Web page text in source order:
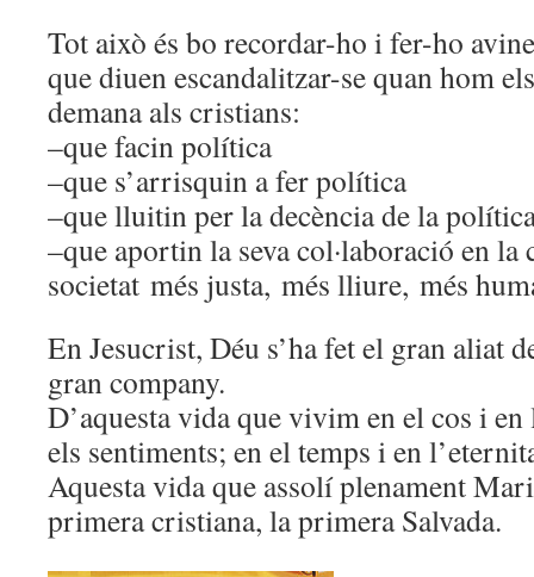
Tot això és bo recordar-ho i fer-ho
que diuen escandalitzar-se quan hom
demana als cristians:
–que facin política
–que s’arrisquin a fer política
–que lluitin per la decència de la
–que aportin la seva col·laboració en la
societat més justa, més lliure, més
En Jesucrist, Déu s’ha fet el gran aliat
gran company.
D’aquesta vida que vivim en el cos i
els sentiments; en el temps i en
Aquesta vida que assolí plenament
primera cristiana, la primera Salvada.